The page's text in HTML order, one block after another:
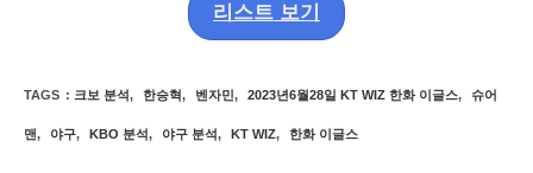
리스트 보기
TAGS : 크보 분석, 한승혁, 벤자민 , 2023년6월28일 KT WIZ 한화 이글스, 슈어
맨, 야구, KBO 분석, 야구 분석, KT WIZ, 한화 이글스